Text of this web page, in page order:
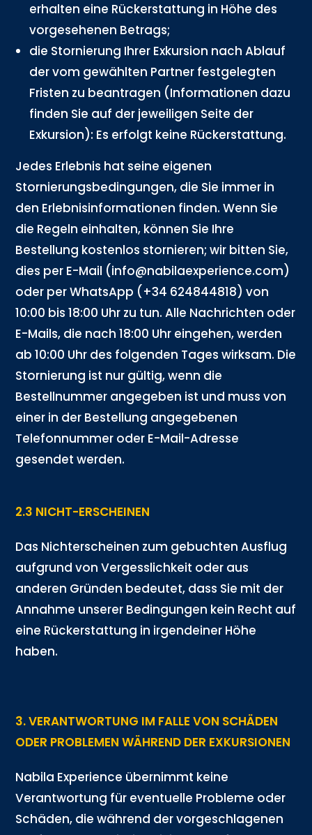
erhalten eine Rückerstattung in Höhe des
vorgesehenen Betrags;
die Stornierung Ihrer Exkursion nach Ablauf
der vom gewählten Partner festgelegten
Fristen zu beantragen (Informationen dazu
finden Sie auf der jeweiligen Seite der
Exkursion): Es erfolgt keine Rückerstattung.
Jedes Erlebnis hat seine eigenen
Stornierungsbedingungen, die Sie immer in
den Erlebnisinformationen finden. Wenn Sie
die Regeln einhalten, können Sie Ihre
Bestellung kostenlos stornieren; wir bitten Sie,
dies per E-Mail (info@nabilaexperience.com)
oder per WhatsApp (+34 624844818) von
10:00 bis 18:00 Uhr zu tun. Alle Nachrichten oder
E-Mails, die nach 18:00 Uhr eingehen, werden
ab 10:00 Uhr des folgenden Tages wirksam. Die
Stornierung ist nur gültig, wenn die
Bestellnummer angegeben ist und muss von
einer in der Bestellung angegebenen
Telefonnummer oder E-Mail-Adresse
gesendet werden.
2.3 NICHT-ERSCHEINEN
Das Nichterscheinen zum gebuchten Ausflug
aufgrund von Vergesslichkeit oder aus
anderen Gründen bedeutet, dass Sie mit der
Annahme unserer Bedingungen kein Recht auf
eine Rückerstattung in irgendeiner Höhe
haben.
3. VERANTWORTUNG IM FALLE VON SCHÄDEN
ODER PROBLEMEN WÄHREND DER EXKURSIONEN
Nabila Experience übernimmt keine
Verantwortung für eventuelle Probleme oder
Schäden, die während der vorgeschlagenen